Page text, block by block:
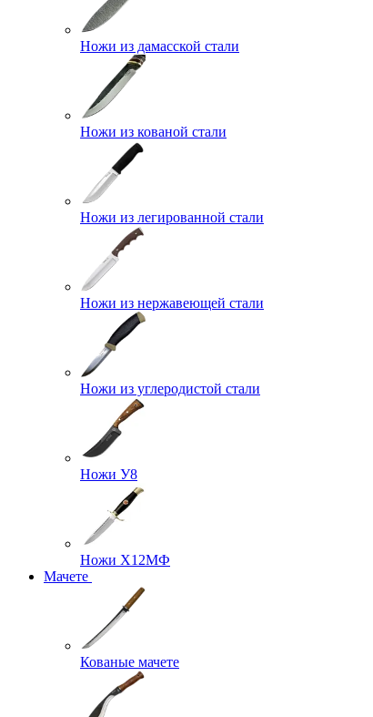
Ножи из дамасской стали
Ножи из кованой стали
Ножи из легированной стали
Ножи из нержавеющей стали
Ножи из углеродистой стали
Ножи У8
Ножи Х12МФ
Мачете
Кованые мачете